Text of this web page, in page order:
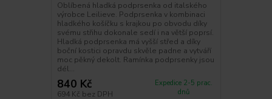
Oblíbená hladká podprsenka od italského
výrobce Leilieve. Podprsenka v kombinaci
hladkého košíčku s krajkou po obvodu díky
svému střihu dokonale sedí i na větší poprsí.
Hladká podprsenka má vyšší střed a díky
boční kostici opravdu skvěle padne a vytváří
moc pěkný dekolt. Ramínka podprsenky jsou
dél...
840 Kč
694 Kč bez DPH
Expedice 2-5 prac.
dnů